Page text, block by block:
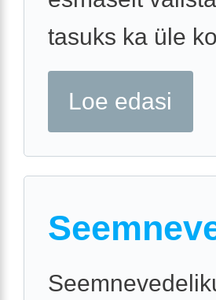
tasuks ka üle
Loe edasi